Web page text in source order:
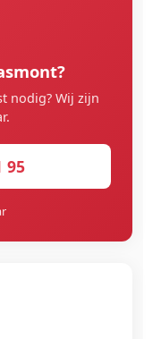
nodig? Wij zijn
95